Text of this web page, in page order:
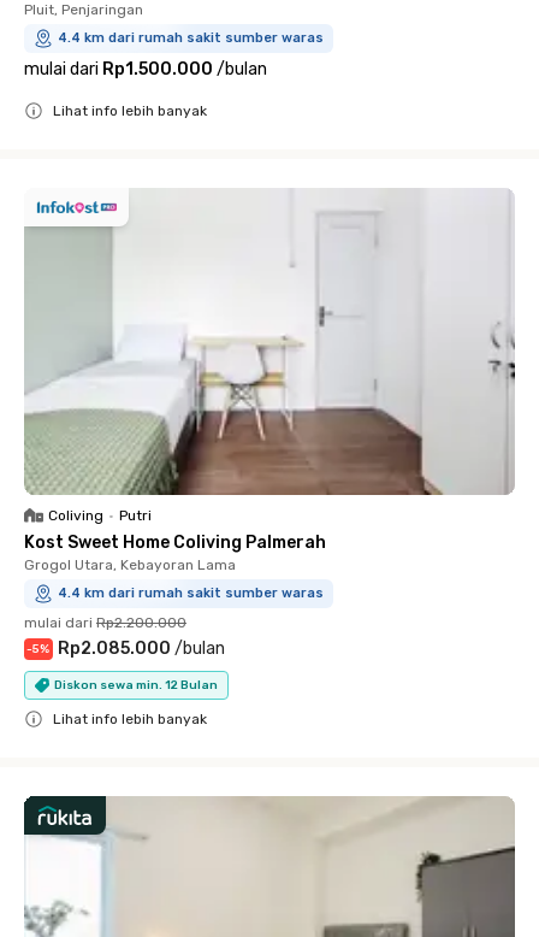
Pluit, Penjaringan
4.4 km dari rumah sakit sumber waras
mulai dari Rp1.500.000 /bulan
Lihat info lebih banyak
Coliving • Putri
Kost Sweet Home Coliving Palmerah
Grogol Utara, Kebayoran Lama
4.4 km dari rumah sakit sumber waras
mulai dari Rp2.200.000
-5% Rp2.085.000 /bulan
Diskon sewa min. 12 Bulan
Lihat info lebih banyak